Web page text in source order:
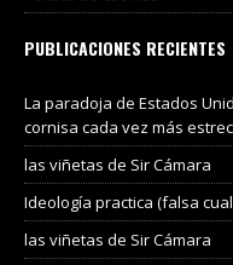
PUBLICACIONES RECIENTES
La paradoja de Estados
cornisa cada vez más
las viñetas de Sir Cámara
Ideología practica (falsa
las viñetas de Sir Cámara